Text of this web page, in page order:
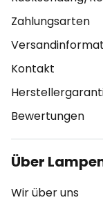
Zahlungsarten
Kontakt
Bewertungen
Über
Wir über uns